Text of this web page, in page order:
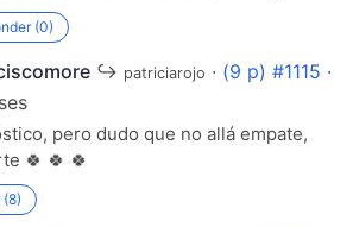
(0)
↪ patriciarojo · (9 p) #1115 ·
pero dudo que no allá empate,
🍀 🍀 🍀
(8)